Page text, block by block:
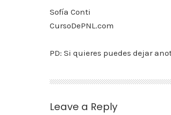
Sofía Conti
CursoDePNL.com
PD: Si quieres puedes dejar
Leave a Reply